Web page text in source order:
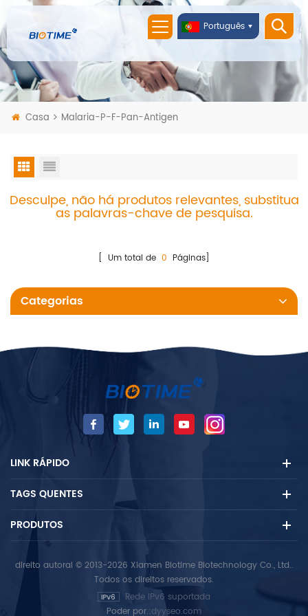
Português
Casa Malaria-P-F-Pan-Antigen
Desculpe, não há produtos relevantes, substitua
as palavras-chave de pesquisa.
[ Um total de 0 Páginas]
Categorias
LINK RÁPIDO
TAGS QUENTES
PRODUTOS
direito autoral © 2013-2026 Xiamen Biotime Biotechnology Co., Ltd..
Todos os direitos reservados.
Rede IPv6 suportada
Poder por.:dyyseo.com